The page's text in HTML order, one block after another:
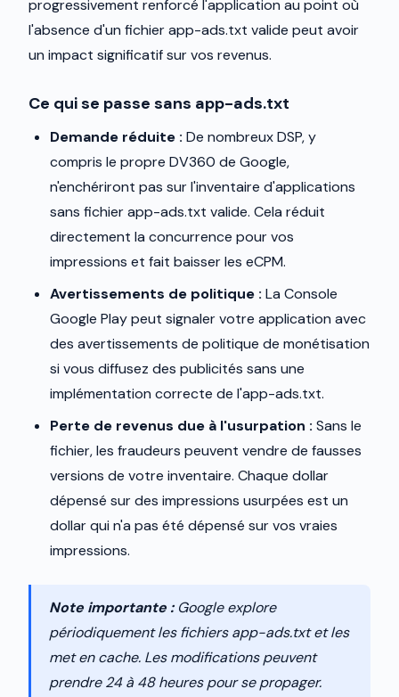
progressivement renforcé l'application au point où
l'absence d'un fichier app-ads.txt valide peut avoir
un impact significatif sur vos revenus.
Ce qui se passe sans app-ads.txt
Demande réduite : De nombreux DSP, y
compris le propre DV360 de Google,
n'enchériront pas sur l'inventaire d'applications
sans fichier app-ads.txt valide. Cela réduit
directement la concurrence pour vos
impressions et fait baisser les eCPM.
Avertissements de politique : La Console
Google Play peut signaler votre application avec
des avertissements de politique de monétisation
si vous diffusez des publicités sans une
implémentation correcte de l'app-ads.txt.
Perte de revenus due à l'usurpation : Sans le
fichier, les fraudeurs peuvent vendre de fausses
versions de votre inventaire. Chaque dollar
dépensé sur des impressions usurpées est un
dollar qui n'a pas été dépensé sur vos vraies
impressions.
Note importante :Google explore
périodiquement les fichiers app-ads.txt et les
met en cache. Les modifications peuvent
prendre 24 à 48 heures pour se propager.